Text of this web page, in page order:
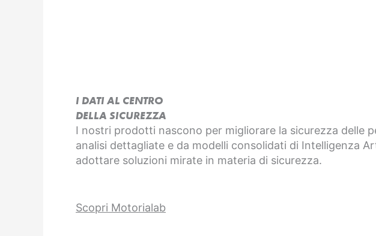
I DATI AL CENTRO
DELLA SICUREZZA
I nostri prodotti nascono per migliorare la sicurezza delle
analisi dettagliate e da modelli consolidati di Intelligenza
adottare soluzioni mirate in materia di sicurezza.
Scopri Motorialab